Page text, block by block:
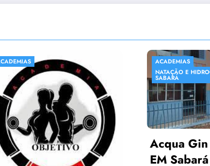
ACADEMIAS
NATAÇÃO E HIDROGINÁSTICA EM
SABARÁ
Acqua Gin Academia –
EM Sabará
ACADEMIAS